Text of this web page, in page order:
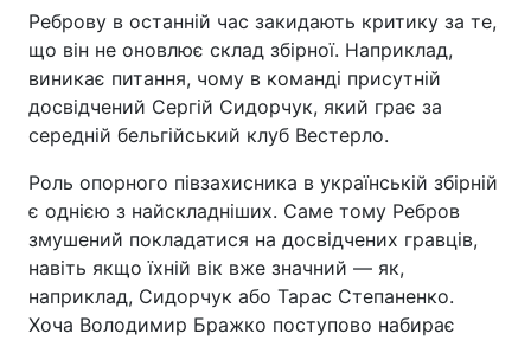
Реброву в останній час закидають критику за те,
що він не оновлює склад збірної. Наприклад,
виникає питання, чому в команді присутній
досвідчений Сергій Сидорчук, який грає за
середній бельгійський клуб Вестерло.
Роль опорного півзахисника в українській збірній
є однією з найскладніших. Саме тому Ребров
змушений покладатися на досвідчених гравців,
навіть якщо їхній вік вже значний — як,
наприклад, Сидорчук або Тарас Степаненко.
Хоча Володимир Бражко поступово набирає